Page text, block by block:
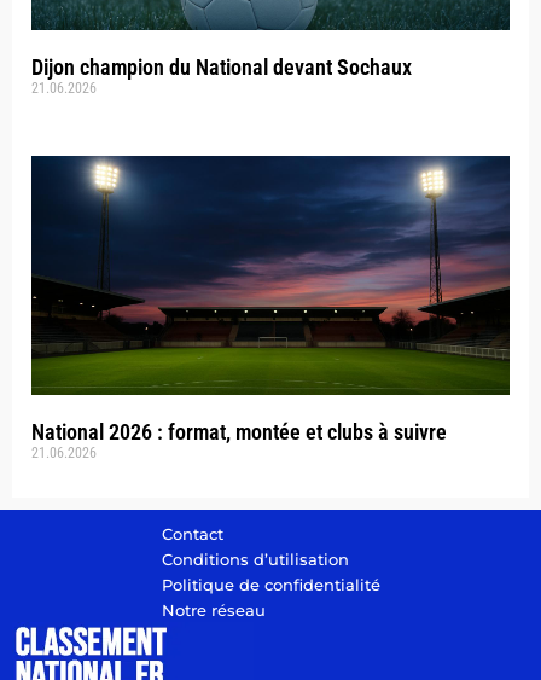
Dijon champion du National devant Sochaux
21.06.2026
National 2026 : format, montée et clubs à suivre
21.06.2026
Contact
Conditions d’utilisation
Politique de confidentialité
Notre réseau